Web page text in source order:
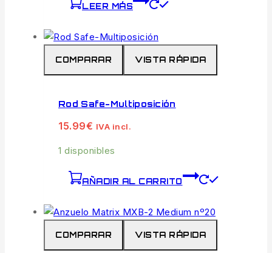
LEER MÁS
COMPARAR VISTA RÁPIDA
Rod Safe-Multiposición
15.99€ IVA incl.
1 disponibles
AÑADIR AL CARRITO
COMPARAR VISTA RÁPIDA